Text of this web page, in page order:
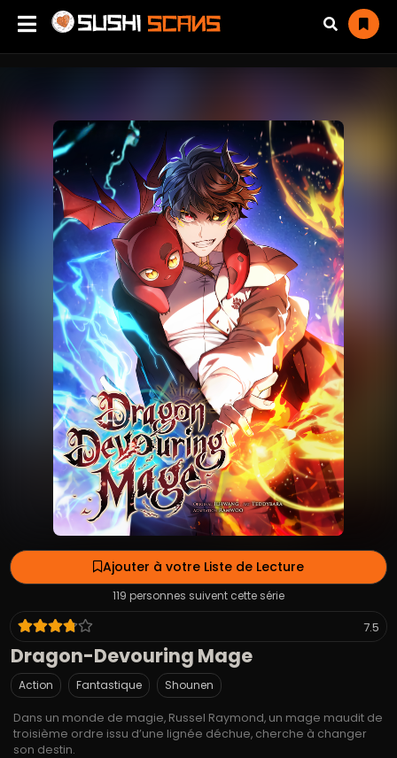
Ajouter à votre Liste de Lecture
119 personnes suivent cette série
7.5
Dragon-Devouring Mage
Action Fantastique Shounen
Dans un monde de magie, Russel Raymond, un mage maudit de
troisième ordre issu d’une lignée déchue, cherche à changer
son destin.